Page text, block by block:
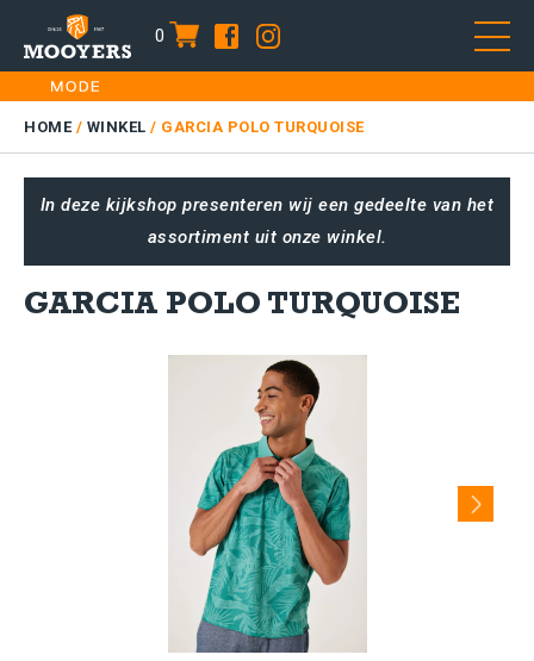
0 item
Skip
to
content
HOME
DAMES
KIDS
PLUS SIZE
HOME/ WINKEL / GARCIA POLO TURQUOISE
In deze kijkshop presenteren wij een gedeelte van het
assortiment uit onze winkel.
GARCIA POLO TURQUOISE
Next